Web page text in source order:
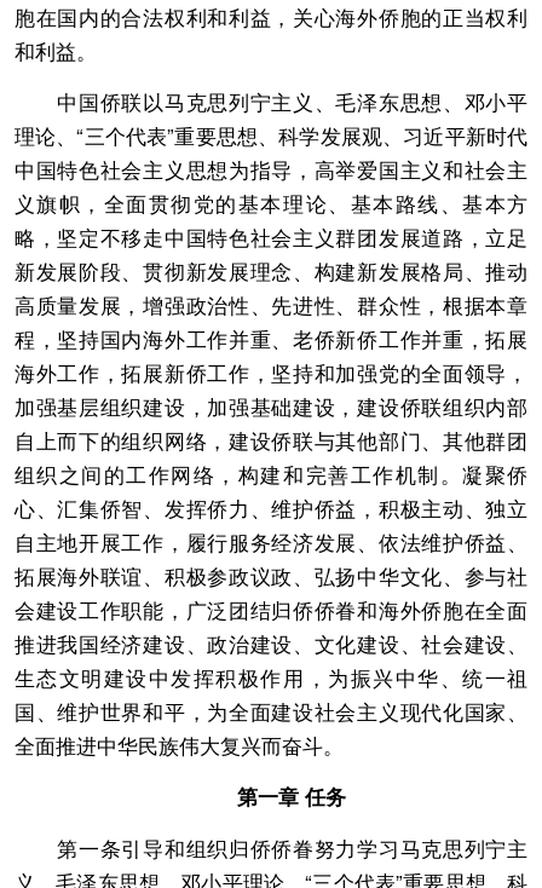
胞在国内的合法权利和利益，关心海外侨胞的正当权利
和利益。
中国侨联以马克思列宁主义、毛泽东思想、邓小平
理论、“三个代表”重要思想、科学发展观、习近平新时代
中国特色社会主义思想为指导，高举爱国主义和社会主
义旗帜，全面贯彻党的基本理论、基本路线、基本方
略，坚定不移走中国特色社会主义群团发展道路，立足
新发展阶段、贯彻新发展理念、构建新发展格局、推动
高质量发展，增强政治性、先进性、群众性，根据本章
程，坚持国内海外工作并重、老侨新侨工作并重，拓展
海外工作，拓展新侨工作，坚持和加强党的全面领导，
加强基层组织建设，加强基础建设，建设侨联组织内部
自上而下的组织网络，建设侨联与其他部门、其他群团
组织之间的工作网络，构建和完善工作机制。凝聚侨
心、汇集侨智、发挥侨力、维护侨益，积极主动、独立
自主地开展工作，履行服务经济发展、依法维护侨益、
拓展海外联谊、积极参政议政、弘扬中华文化、参与社
会建设工作职能，广泛团结归侨侨眷和海外侨胞在全面
推进我国经济建设、政治建设、文化建设、社会建设、
生态文明建设中发挥积极作用，为振兴中华、统一祖
国、维护世界和平，为全面建设社会主义现代化国家、
全面推进中华民族伟大复兴而奋斗。
第一章 任务
第一条引导和组织归侨侨眷努力学习马克思列宁主
义、毛泽东思想、邓小平理论、“三个代表”重要思想、科